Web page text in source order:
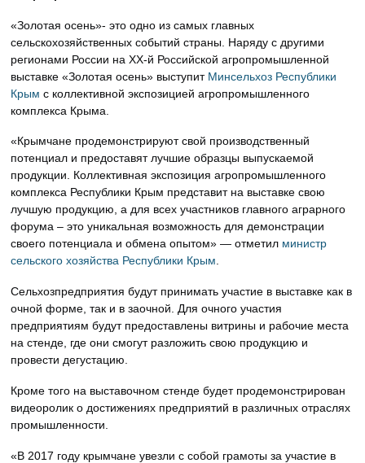
«Золотая осень»- это одно из самых главных
сельскохозяйственных событий страны. Наряду с другими
регионами России наXX-й Российской агропромышленной
выставке «Золотая осень» выступит Минсельхоз Республики
Крым с коллективной экспозицией агропромышленного
комплекса Крыма.
«Крымчане продемонстрируют свой производственный
потенциал и предоставят лучшие образцы выпускаемой
продукции. Коллективная экспозиция агропромышленного
комплекса Республики Крым представит на выставке свою
лучшую продукцию, а для всех участников главного аграрного
форума – это уникальная возможность для демонстрации
своего потенциала и обмена опытом» — отметил министр
сельского хозяйства Республики Крым.
Сельхозпредприятия будут принимать участие в выставке как в
очной форме, так и в заочной. Для очного участия
предприятиям будут предоставлены витрины и рабочие места
на стенде, где они смогут разложить свою продукцию и
провести дегустацию.
Кроме того на выставочном стенде будет продемонстрирован
видеоролик о достижениях предприятий в различных отраслях
промышленности.
«В 2017 году крымчане увезли с собой грамоты за участие в